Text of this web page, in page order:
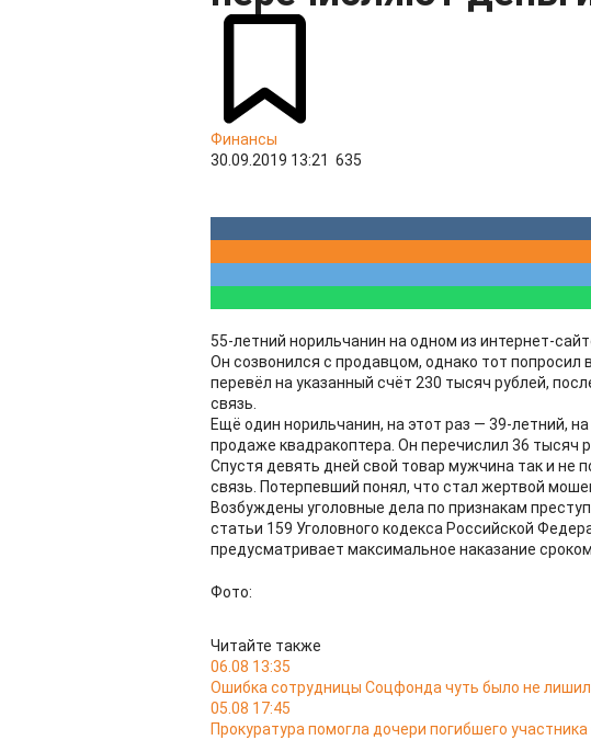
Финансы
30.09.2019 13:21 635
55-летний норильчанин на одном из интернет-
Он созвонился с продавцом, однако тот попросил
перевёл на указанный счёт 230 тысяч рублей,
связь.
Ещё один норильчанин, на этот раз — 39-летний,
продаже квадракоптера. Он перечислил 36 тысяч
Спустя девять дней свой товар мужчина так и не
связь. Потерпевший понял, что стал жертвой
Возбуждены уголовные дела по признакам
статьи 159 Уголовного кодекса Российской
предусматривает максимальное наказание
Фото:
Читайте также
06.08 13:35
Ошибка сотрудницы Соцфонда чуть было не
05.08 17:45
Прокуратура помогла дочери погибшего